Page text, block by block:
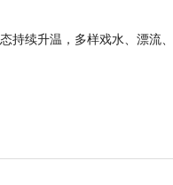
持续升温，多样戏水、漂流